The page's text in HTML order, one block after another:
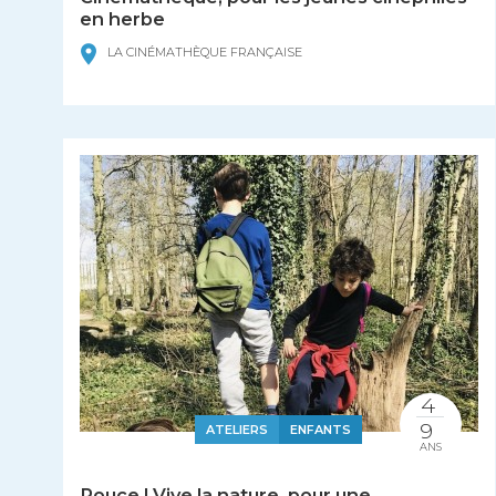
en herbe
LA CINÉMATHÈQUE FRANÇAISE
ATELIERS ENFANTS
4
9
ANS